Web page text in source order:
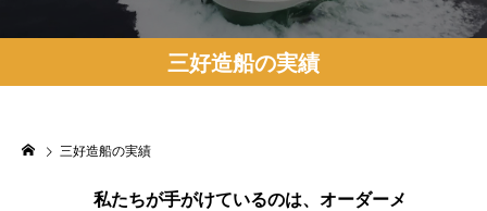
三好造船の実績
三好造船の実績
私たちが手がけているのは、オーダーメ